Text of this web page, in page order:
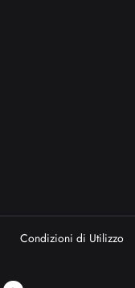
Condizioni di Utilizzo